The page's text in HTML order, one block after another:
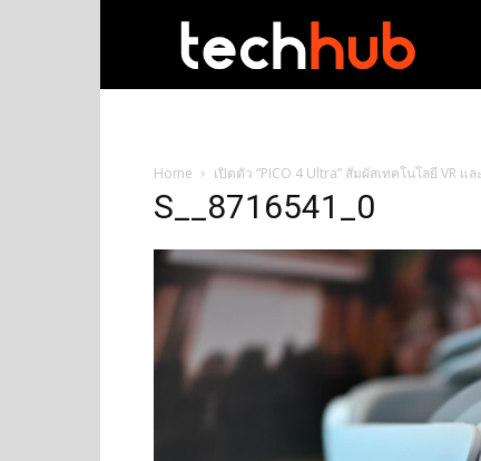
Home เปิดตัว “PICO 4 Ultra” สัมผัสเทคโนโลยี VR
S__8716541_0